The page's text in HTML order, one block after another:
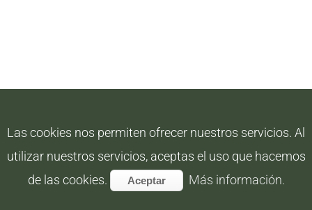
Las cookies nos permiten ofrecer nuestros servicios. Al
utilizar nuestros servicios, aceptas el uso que hacemos
de las cookies.
Aceptar Más información.